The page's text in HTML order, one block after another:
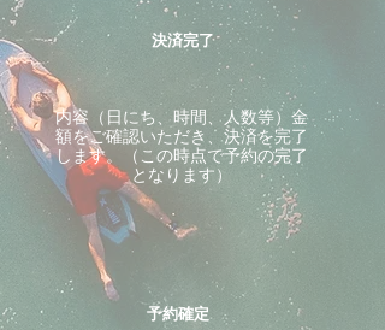
決済完了
内容（日にち、時間、人数等）金
額をご確認いただき、決済を完了
します。（この時点で予約の完了
となります）
予約確定